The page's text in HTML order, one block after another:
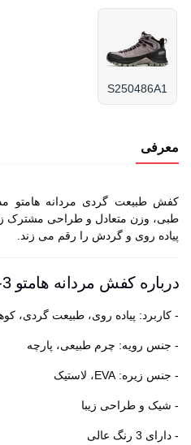
S250486A1
معرفی
طبی، وزن متعادل و طراحی مشترک
پیاده روی و گردش را رقم می زند.
درباره کفش مردانه هامتو Humtto 250486A-3
- کاربرد: پیاده روی، طبیعت گردی،
- جنس رویه: چرم طبیعی، پارچه
- جنس زیره: EVA، لاستیک
- شیک و طراحی زیبا
- دارای 3 رنگ عالی